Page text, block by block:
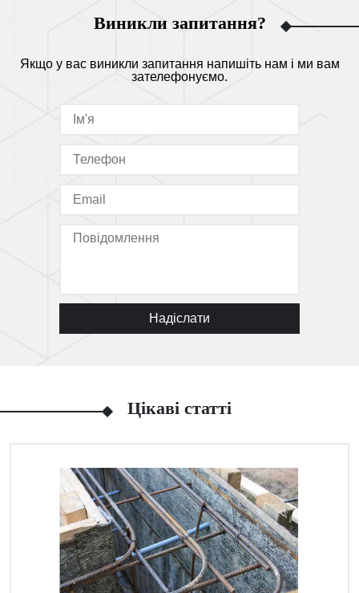
Виникли запитання?
Якщо у вас виникли запитання напишіть нам і ми вам
зателефонуємо.
Надіслати
Цікаві статті